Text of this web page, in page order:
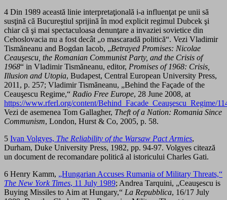
4 Din 1989 această linie interpretaţională i-a influenţat pe unii să
susţină că Bucureştiul sprijină în mod explicit regimul Dubcek şi
chiar că şi mai spectaculoasa denunţare a invaziei sovietice din
Cehoslovacia nu a fost decât „o mascaradă politică“. Vezi Vladimir
Tismăneanu and Bogdan Iacob, „Betrayed Promises: Nicolae
Ceauşescu, the Romanian Communist Party, and the Crisis of
1968“ in Vladimir Tismăneanu, editor, Promises of 1968: Crisis,
Illusion and Utopia, Budapest, Central European University Press,
2011, p. 257; Vladimir Tismăneanu, „Behind the Façade of the
Ceauşescu Regime,“ Radio Free Europe, 28 June 2008, at
https://www.rferl.org/content/Behind_Facade_Ceauşescu_Regime/
Vezi de asemenea Tom Gallagher, Theft of a Nation: Romania Since
Communism, London, Hurst & Co, 2005, p. 58.
5 Ivan Volgyes, The Reliability of the Warsaw Pact Armies,
Durham, Duke University Press, 1982, pp. 94-97. Volgyes citează
un document de recomandare politică al istoricului Charles Gati.
6 Henry Kamm, „Hungarian Accuses Rumania of Military Threats,“
The New York Times, 11 July 1989; Andrea Tarquini, „Ceauşescu is
Buying Missiles to Aim at Hungary,“ La Repubblica, 16/17 July